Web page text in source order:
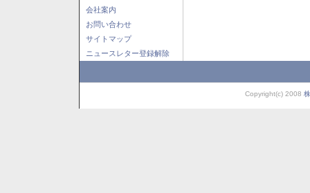
会社案内
お問い合わせ
サイトマップ
ニュースレター登録解除
Copyright(c) 2008